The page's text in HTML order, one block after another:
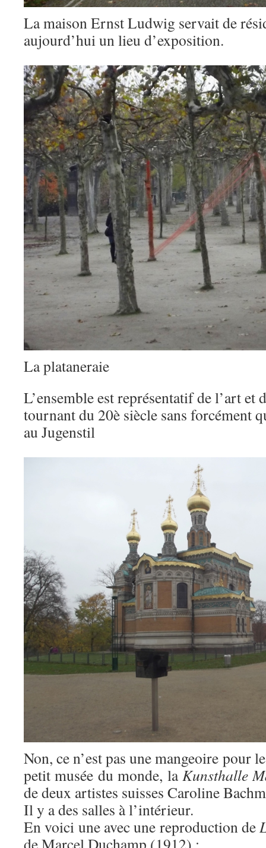
La maison Ernst Ludwig servait de
aujourd’hui un lieu d’exposition.
La plataneraie
L’ensemble est représentatif de l’art et
tournant du 20è siècle sans forcément
au Jugenstil
Non, ce n’est pas une mangeoire pour
petit musée du monde, laKunsthalle
de deux artistes suisses Caroline
Il y a des salles à l’intérieur.
En voici une avec une reproduction de